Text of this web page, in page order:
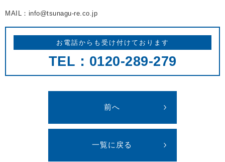
MAIL：info@tsunagu-re.co.jp
お電話からも受け付けております
TEL：0120-289-279
前へ
一覧に戻る